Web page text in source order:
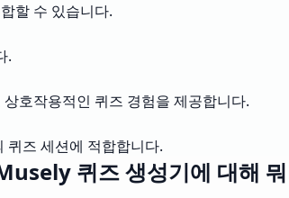
할 수 있습니다.
.
호작용적인 퀴즈 경험을 제공합니다.
퀴즈 세션에 적합합니다.
퀴즈 생성기에 대해